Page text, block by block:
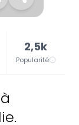
2,5k
Popularité